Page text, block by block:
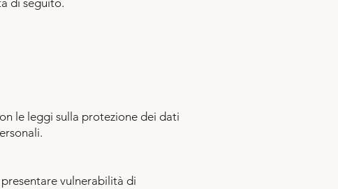
di seguito.
le leggi sulla protezione dei dati
vulnerabilità di